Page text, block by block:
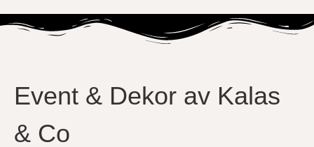
Event & Dekor av Kalas
& Co